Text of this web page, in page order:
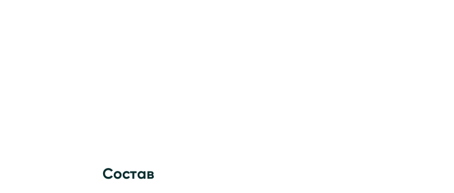
Состав